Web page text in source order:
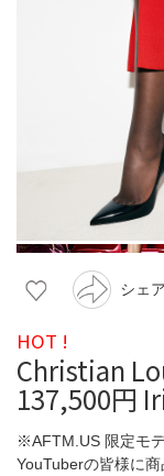
シェア
HOT !
Christian
137,500円
※AFTM.US 限定モ
YouTuberの皆様に